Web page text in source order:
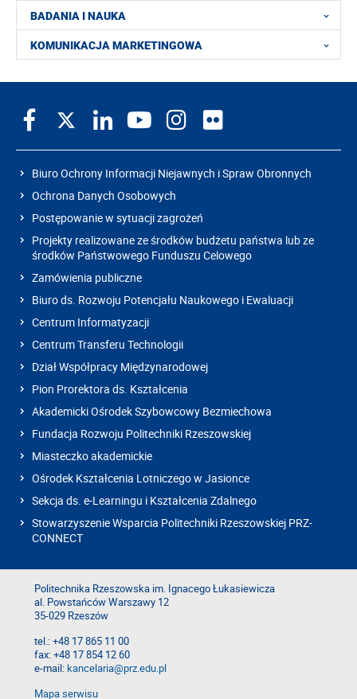
BADANIA I NAUKA
KOMUNIKACJA MARKETINGOWA
Biuro Ochrony Informacji Niejawnych i Spraw Obronnych
Ochrona Danych Osobowych
Postępowanie w sytuacji zagrożeń
Projekty realizowane ze środków budżetu państwa lub ze
środków Państwowego Funduszu Celowego
Zamówienia publiczne
Biuro ds. Rozwoju Potencjału Naukowego i Ewaluacji
Centrum Informatyzacji
Centrum Transferu Technologii
Dział Współpracy Międzynarodowej
Pion Prorektora ds. Kształcenia
Akademicki Ośrodek Szybowcowy Bezmiechowa
Fundacja Rozwoju Politechniki Rzeszowskiej
Miasteczko akademickie
Ośrodek Kształcenia Lotniczego w Jasionce
Sekcja ds. e-Learningu i Kształcenia Zdalnego
Stowarzyszenie Wsparcia Politechniki Rzeszowskiej PRZ-
CONNECT
Politechnika Rzeszowska im. Ignacego Łukasiewicza
al. Powstańców Warszawy 12
35-029 Rzeszów
tel.: +48 17 865 11 00
fax: +48 17 854 12 60
e-mail:kancelaria@prz.edu.pl
Mapa serwisu